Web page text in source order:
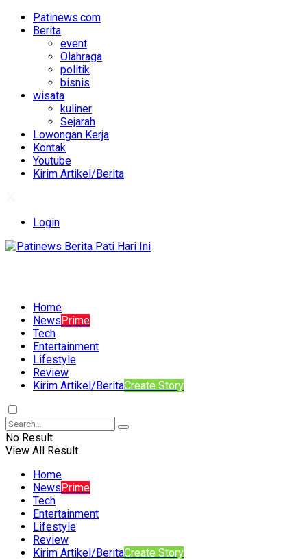
Patinews.com
Berita
event
Olahraga
politik
bisnis
wisata
kuliner
Sejarah
Lowongan Kerja
Kontak
Youtube
Kirim Artikel/Berita
Login
Home
NewsPrime
Tech
Entertainment
Lifestyle
Review
Kirim Artikel/BeritaCreate Story
No Result
View All Result
Home
NewsPrime
Tech
Entertainment
Lifestyle
Review
Kirim Artikel/BeritaCreate Story